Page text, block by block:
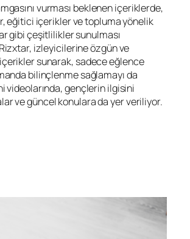
vurması beklenen içeriklerde,
eğitici içerikler ve topluma yönelik
gibi çeşitlilikler sunulması
izleyicilerine özgün ve
sunarak, sadece eğlence
bilinçlenme sağlamayı da
videolarında, gençlerin ilgisini
ve güncel konulara da yer veriliyor.